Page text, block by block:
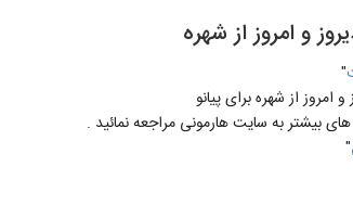
و امروز از شهره
"
از شهره برای پيانو
بيشتر به سايت هارمونی مراجعه نمائيد .
"